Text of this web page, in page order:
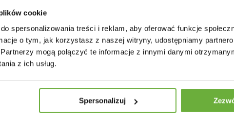
cookie
spersonalizowania treści i reklam, aby oferować funkcje
o tym, jak korzystasz z naszej witryny, udostępniamy
mogą połączyć te informacje z innymi danymi
z ich usług.
Spersonalizuj
INNYCH PRODUKTÓW W TEJ SAMEJ KATEGORII: